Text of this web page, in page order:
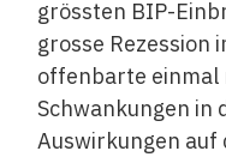
grössten BIP-
grosse Rezession
offenbarte einmal
Schwankungen in
Auswirkungen